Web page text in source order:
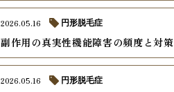
副作用の真実性機能障害の頻度と対策
2026.05.16 円形脱毛症
2026.05.16 円形脱毛症